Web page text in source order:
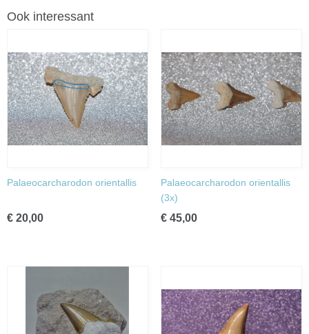
Ook interessant
Palaeocarcharodon orientallis
€ 20,00
Palaeocarcharodon orientallis
(3x)
€ 45,00